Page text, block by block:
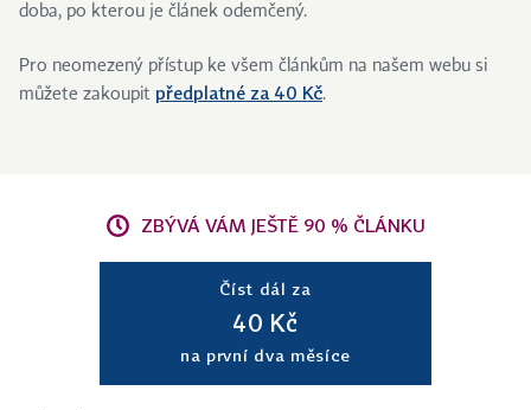
doba, po kterou je článek odemčený.
Pro neomezený přístup ke všem článkům na našem webu si
můžete zakoupit předplatné za 40 Kč.
ZBÝVÁ VÁM JEŠTĚ 90 % ČLÁNKU
Číst dál za
40 Kč
na první dva měsíce